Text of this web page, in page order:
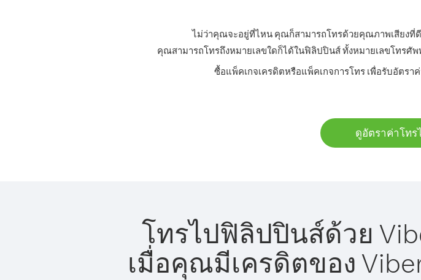
ไม่ว่าคุณจะอยู่ที่ไหน คุณก็สามารถโทรด้วยคุณภาพเสียงที่
คุณสามารถโทรถึงหมายเลขใดก็ได้ในฟิลิปปินส์ ทั้งหมายเลขโทรศั
ซื้อแพ็คเกจเครดิตหรือแพ็คเกจการโทร เพื่อรับอัตร
ดูอัตราค่าโท
โทรไปฟิลิปปินส์ด้วย
เมื่อคุณมีเครดิตของ